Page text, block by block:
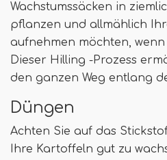
Wachstumssäcken in
pflanzen und allmählich
aufnehmen möchten,
Dieser Hilling -Prozess
den ganzen Weg entlang
Düngen
Achten Sie auf das
Ihre Kartoffeln gut zu